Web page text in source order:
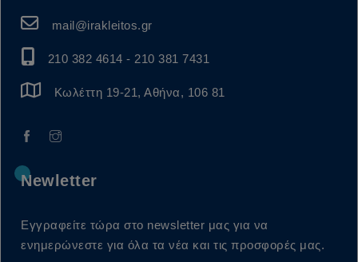
mail@irakleitos.gr
210 382 4614 -210 381 7431
Κωλέττη 19-21, Αθήνα, 106 81
Newletter
Εγγραφείτε τώρα στο newsletter μας για να
ενημερώνεστε για όλα τα νέα και τις προσφορές μας.